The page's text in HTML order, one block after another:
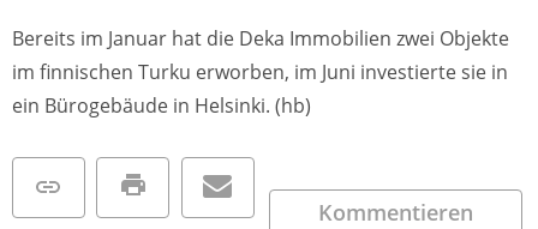
Bereits im Januar hat die Deka Immobilien zwei Objekte
im finnischen Turku erworben, im Juni investierte sie in
ein Bürogebäude in Helsinki. (hb)
Kommentieren